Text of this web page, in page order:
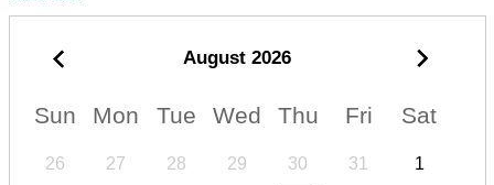
August 2026
Sun Mon Tue Wed Thu Fri Sat
26 27 28 29 30 31 1